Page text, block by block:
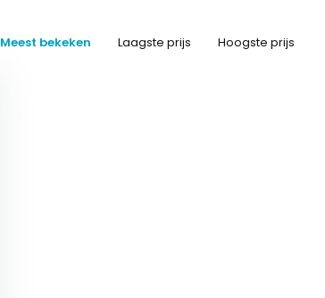
Meest bekeken Laagste prijs Hoogste prijs